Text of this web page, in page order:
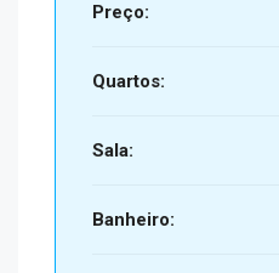
Preço:
Quartos:
Sala:
Banheiro: